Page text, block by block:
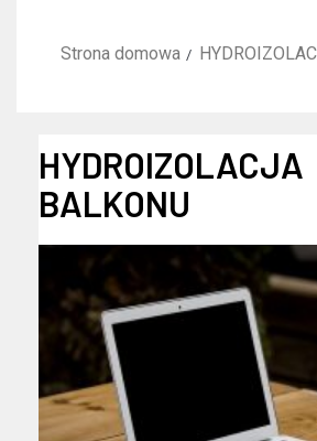
Strona domowa
HYDROIZOLACJA
BALKONU